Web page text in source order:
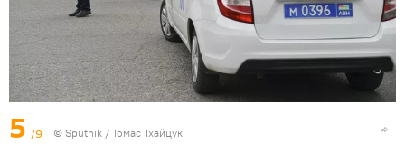
5 /9 © Sputnik / Томас Тхайцук